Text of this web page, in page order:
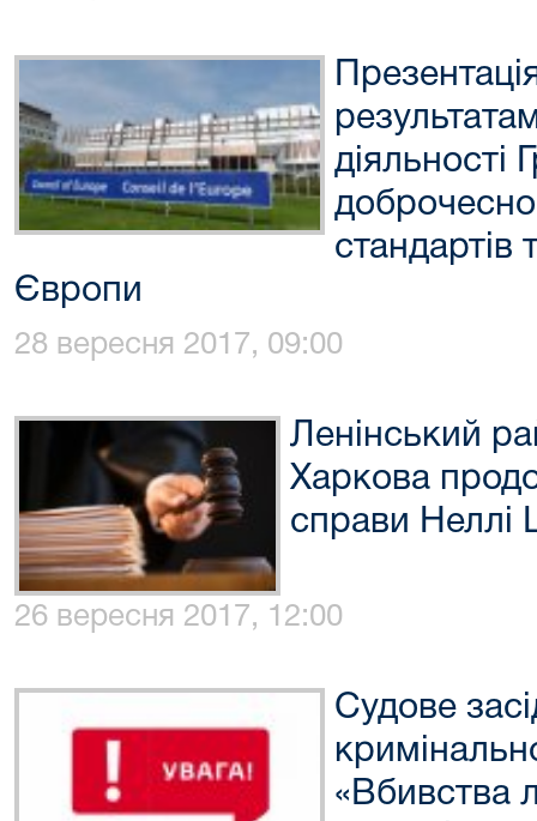
діяльності
стандартів
Європи
28 вересня 2017, 09:00
Ленінський
Харкова
справи Неллі
26 вересня 2017, 12:00
Судове
«Вбивства